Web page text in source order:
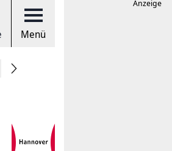
Menü
Anzeige